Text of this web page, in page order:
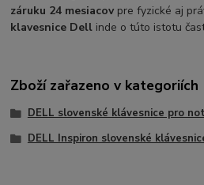
záruku 24 mesiacovpre fyzické aj
klavesnice Dell inde o túto istotu
Zboží zařazeno v kategoriích
DELL slovenské klávesnice pro
DELL Inspiron slovenské